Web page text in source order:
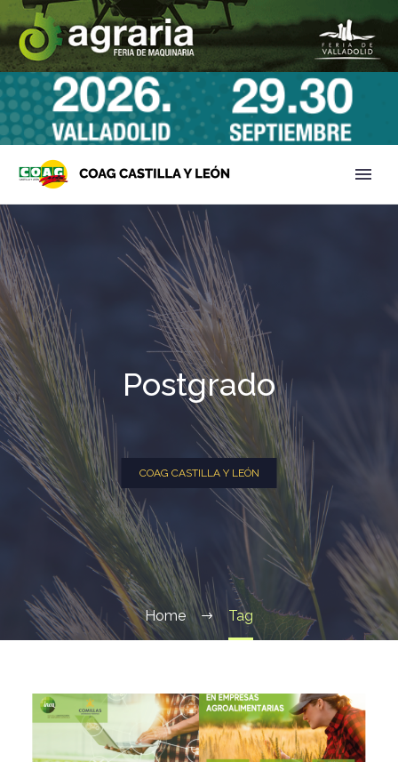
Postgrado
COAG CASTILLA Y LEÓN
Home Tag